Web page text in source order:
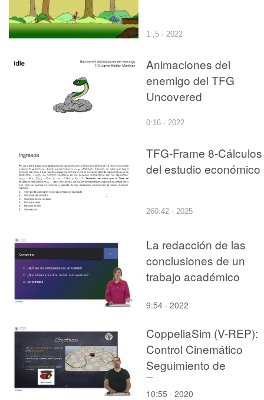
1:,5 · 2022
Animaciones del
enemigo del TFG
Uncovered
0:16 · 2022
TFG-Frame 8-Cálculos
del estudio económico
260:42 · 2025
La redacción de las
conclusiones de un
trabajo académico
9:54 · 2022
CoppeliaSim (V-REP):
Control Cinemático
Seguimiento de
Trayectorias.
10:55 · 2020